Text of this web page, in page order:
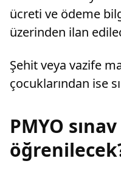
ücreti ve ödeme
üzerinden ilan
Şehit veya vazife
çocuklarından ise
PMYO